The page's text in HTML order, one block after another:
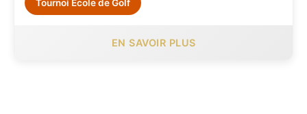
Tournoi École de Golf
EN SAVOIR PLUS